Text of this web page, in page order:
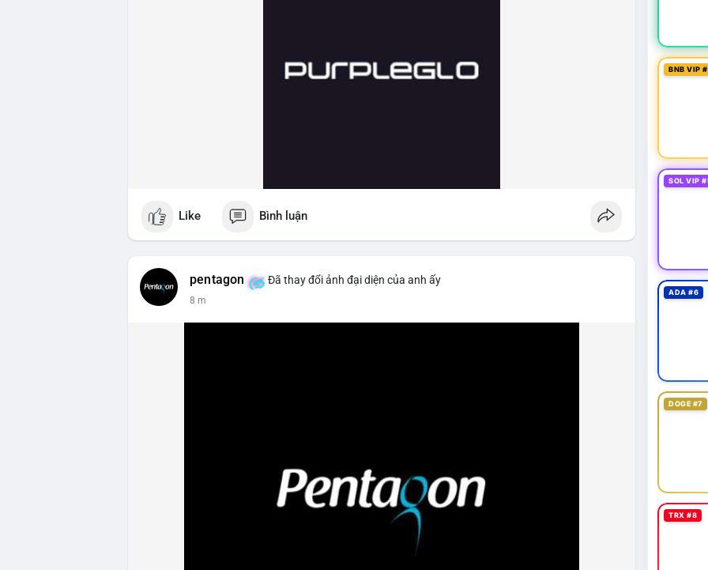
Like Bình luận
pentagon Đã thay đổi ảnh đại diện của anh ấy
8 m
BNB VIP
SOL VIP
ADA #6
DOGE #7
TRX #8